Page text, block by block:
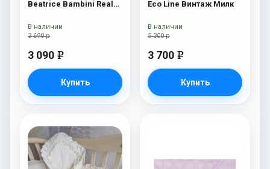
Beatrice Bambini Reale
3 690 р
3 090 e
Купить
В наличии
Eco Line Винтаж Милк
5 300 р
3 700 e
Купить
В наличии